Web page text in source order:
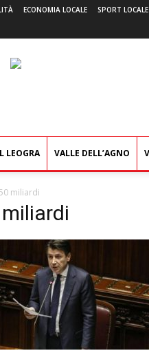
ECONOMIA LOCALE SPORT LOCALE
LEOGRA VALLE DELL’AGNO
50 miliardi